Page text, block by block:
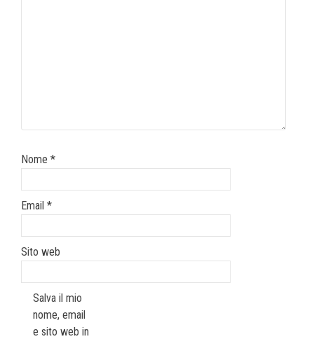
Nome *
Email *
Sito web
Salva il mio
nome, email
e sito web in